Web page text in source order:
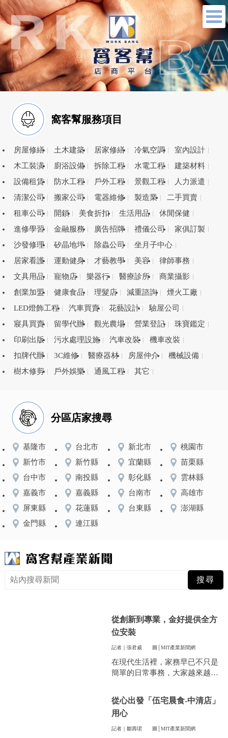
窩客幫服務項目
房屋修繕 土木建築 居家修繕 冷氣空調
室內設計
木工裝潢
廚浴設備 拆除工程 水電工程
建築材料
設備租賃
防水工程 戶外工程 景觀工程
人力派遣
清潔公司
搬家公司 電器維修 製造業
二手買賣
租車公司
開鎖 美食折扣 生活用品
休閒保健
進修學習
金融服務 廣告招牌 禮儀公司
家俱訂製
沙發修理
矽晶地坪 除蟲公司
坐月子中心
居家看護
運動健身 才藝教學 美容
律師事務
文具用品
寵物店 樂器行 醫療診所
商業攝影
創業加盟
健康食品 理髮店 減重諮詢
煙火工廠
LED燈飾工程
汽車買賣 花藝設計
驗屋公司
寢具買賣
留學代辦 觀光農場 營業登記
珠寶鑑定
印刷出版
污水處理設施 汽車改裝
機車改裝
扣牌代辦
3C維修 醫療器材 房屋仲介
機械設備
樹木修剪
戶外娛樂 通風工程 其它
分區店家搜尋
基隆市 台北市 新北市
桃園市
新竹市
新竹縣 宜蘭縣
苗栗縣
台中市
南投縣 彰化縣
雲林縣
嘉義市
嘉義縣 台南市
高雄市
屏東縣
花蓮縣 台東縣
澎湖縣
金門縣
連江縣
從創新到專業，金好提供全方
位安裝
記者｜張君威 圖│MIT產業新聞網
在現代生活裡，家務早已不只是
簡單的日常事務，大家越來越重
件看似小事卻常常讓人煩惱。像
是衣服太多、空間不夠，或是遇
到突然變天，曬衣服真的讓不少
人感到頭疼。
從心出發「伍宅晨食-中清店」
用心
記者｜鄒壽珺 圖│MIT產業新聞網